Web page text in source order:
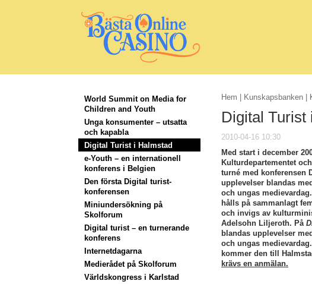
World Summit on Media for
Children and Youth
Unga konsumenter – utsatta
och kapabla
Digital Turist i Halmstad
e-Youth – en internationell
konferens i Belgien
Den första Digital turist-
konferensen
Miniundersökning på
Skolforum
Digital turist – en turnerande
konferens
Internetdagarna
Medierådet på Skolforum
Världskongress i Karlstad
Hem Kunskapsbanken
Digital Turist
2010-04-16 10:30
Med start i december
Kulturdepartementet
turné med konferensen
upplevelser blandas
och ungas
hålls på sammanlagt
och invigs av
Adelsohn Liljeroth. På
blandas upplevelser
och ungas
kommer den till
krävs en anmälan.